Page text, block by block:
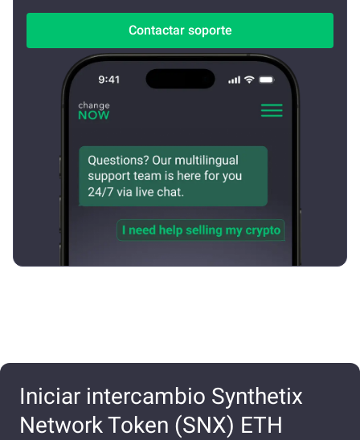
Contactar soporte
Iniciar intercambio Synthetix
Network Token (SNX) ETH